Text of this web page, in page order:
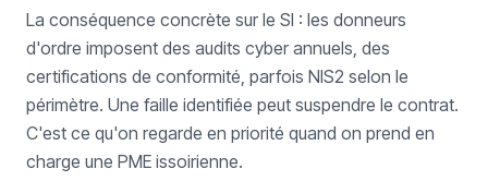
La conséquence concrète sur le SI : les donneurs
d'ordre imposent des audits cyber annuels, des
certifications de conformité, parfois NIS2 selon le
périmètre. Une faille identifiée peut suspendre le contrat.
C'est ce qu'on regarde en priorité quand on prend en
charge une PME issoirienne.